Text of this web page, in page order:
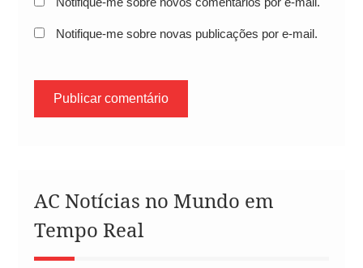
Notifique-me sobre novas publicações por e-mail.
AC Notícias no Mundo em
Tempo Real